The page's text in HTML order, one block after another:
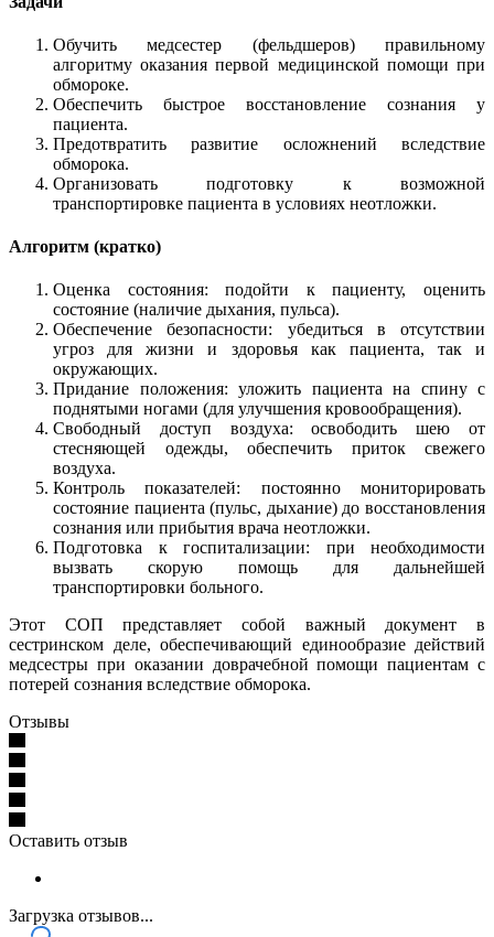
Обучить медсестер (фельдшеров) правильному
алгоритму оказания первой медицинской помощи при
обмороке.
Обеспечить быстрое восстановление сознания у
пациента.
Предотвратить развитие осложнений вследствие
обморока.
Организовать подготовку к возможной
транспортировке пациента в условиях неотложки.
Алгоритм (кратко)
Оценка состояния: подойти к пациенту, оценить
состояние (наличие дыхания, пульса).
Обеспечение безопасности: убедиться в отсутствии
угроз для жизни и здоровья как пациента, так и
окружающих.
Придание положения: уложить пациента на спину с
поднятыми ногами (для улучшения кровообращения).
Свободный доступ воздуха: освободить шею от
стесняющей одежды, обеспечить приток свежего
воздуха.
Контроль показателей: постоянно мониторировать
состояние пациента (пульс, дыхание) до восстановления
сознания или прибытия врача неотложки.
Подготовка к госпитализации: при необходимости
вызвать скорую помощь для дальнейшей
транспортировки больного.
Этот СОП представляет собой важный документ в
сестринском деле, обеспечивающий единообразие действий
медсестры при оказании доврачебной помощи пациентам с
потерей сознания вследствие обморока.
Отзывы
Оставить отзыв
Загрузка отзывов...